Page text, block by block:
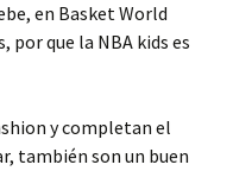
en Basket World
por que la NBA kids es
y completan el
también son un buen